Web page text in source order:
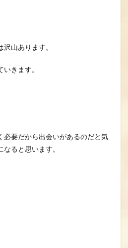
山あります。
きます。
必要だから出会いがあるのだと気
ると思います。